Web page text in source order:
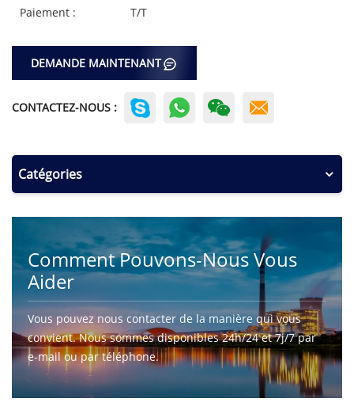
Paiement :
T/T
DEMANDE MAINTENANT
CONTACTEZ-NOUS :
Catégories
Comment Pouvons-Nous Vous
Aider
Vous pouvez nous contacter de la manière qui vous
convient. Nous sommes disponibles 24h/24 et 7j/7 par
e-mail ou par téléphone.
CONTACTEZ-NOUS